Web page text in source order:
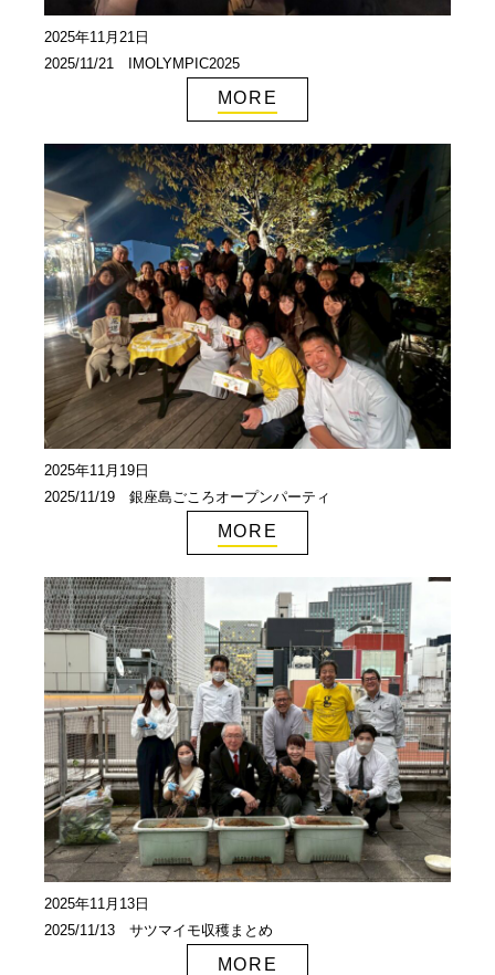
2025年11月21日
2025/11/21 IMOLYMPIC2025
MORE
2025年11月19日
2025/11/19 銀座島ごころオープンパーティ
MORE
2025年11月13日
2025/11/13 サツマイモ収穫まとめ
MORE